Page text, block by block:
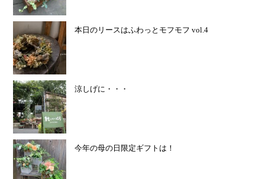
本日のリースはふわっとモフモフ vol.4
涼しげに・・・
今年の母の日限定ギフトは！